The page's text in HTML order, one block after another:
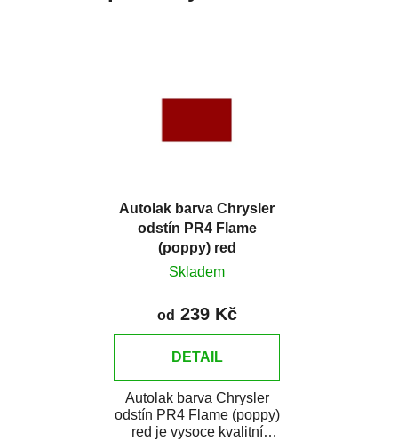
Autolak barva Chrysler
odstín PR4 Flame
(poppy) red
Skladem
od 239 Kč
DETAIL
Autolak barva Chrysler
odstín PR4 Flame (poppy)
red je vysoce kvalitní